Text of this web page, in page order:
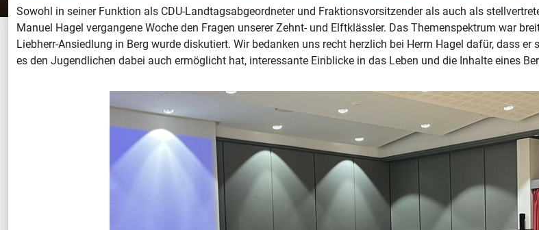
Sowohl in seiner Funktion als CDU-Landtagsabgeordneter und Fraktionsvorsitzender als auch als
Manuel Hagel vergangene Woche den Fragen unserer Zehnt- und Elftklässler. Das Themenspektrum war
Liebherr-Ansiedlung in Berg wurde diskutiert. Wir bedanken uns recht herzlich bei Herrn Hagel dafür, dass
es den Jugendlichen dabei auch ermöglicht hat, interessante Einblicke in das Leben und die Inhalte eines